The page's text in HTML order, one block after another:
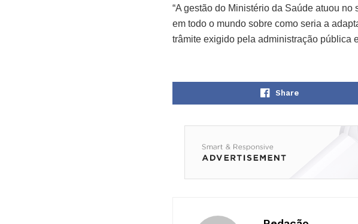
“A gestão do Ministério da Saúde atuou
em todo o mundo sobre como seria a
trâmite exigido pela administração pública
Share